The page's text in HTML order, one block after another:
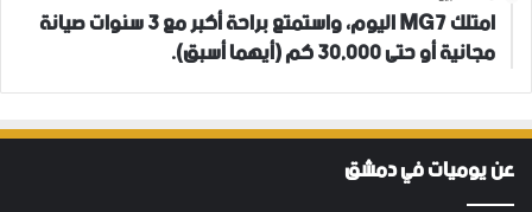
امتلك MG7 اليوم، واستمتع براحة أكبر مع 3 سنوات صيانة
مجانية أو حتى 30,000 كم (أيهما أسبق).
عن يوميات في دمشق